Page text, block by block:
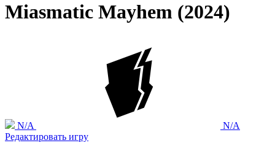
Miasmatic Mayhem (2024)
N/A
N/A
Редактировать игру